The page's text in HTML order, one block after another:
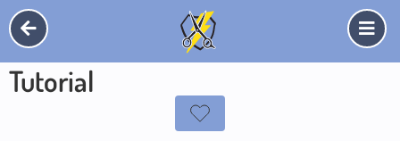
Tutorial